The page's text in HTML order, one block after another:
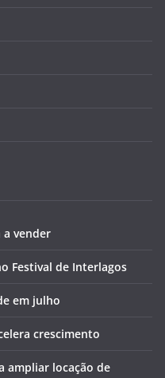
a vender
Festival de Interlagos
em julho
crescimento
ampliar locação de